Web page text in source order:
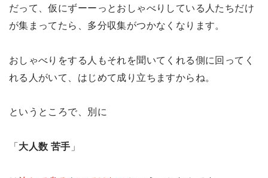
だって、仮にずーーっとおしゃべりしている人たちだけ
が集まってたら、多分収集がつかなくなります。
おしゃべりをする人もそれを聞いてくれる側に回ってく
れる人がいて、はじめて成り立ちますからね。
というところで、別に
「大人数 苦手 」